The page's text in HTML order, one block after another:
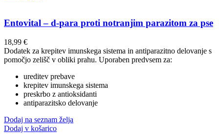
Entovital – d-para proti notranjim parazitom za pse
18,99 €
Dodatek za krepitev imunskega sistema in antiparazitno delovanje s
pomočjo zelišč v obliki prahu. Uporaben predvsem za:
ureditev prebave
krepitev imunskega sistema
preskrbo z antioksidanti
antiparazitsko delovanje
Dodaj na seznam želja
Dodaj v košarico